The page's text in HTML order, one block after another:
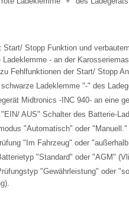
Start/ Stopp Funktion und
- an der
Fehlfunktionen der Start/ Stopp
Ladeklemme "-" des
Midtronics -INC 940- an eine
AUS" Schalter des Batterie-
"Automatisch" oder "Manuell."
"Im Fahrzeug" oder
"Standard" oder "AGM"
"Gewährleistung" oder